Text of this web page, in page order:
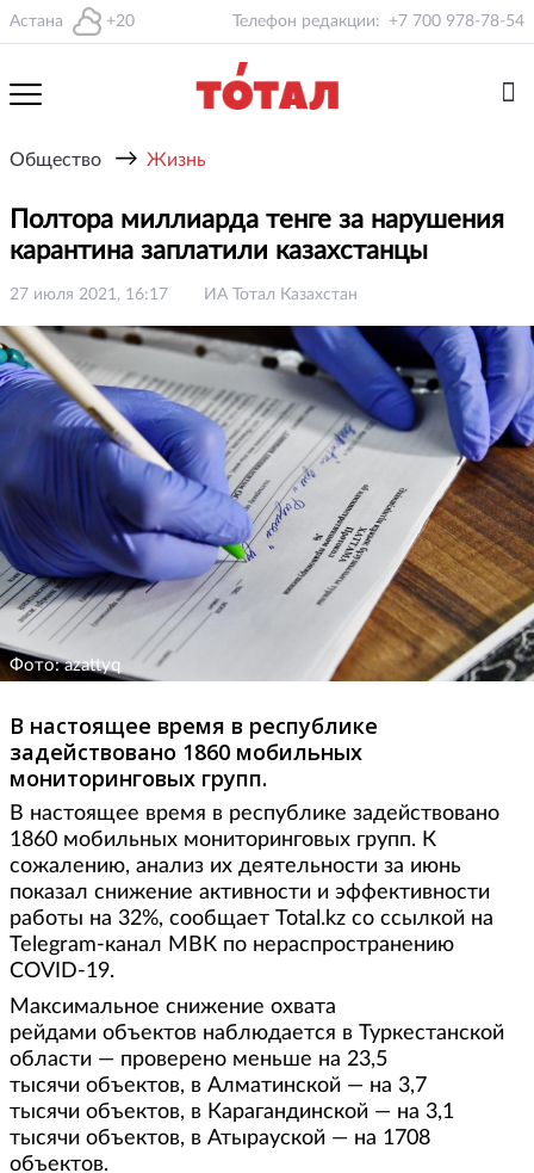
Астана +20 Телефон редакции: +7 700 978-78-54
Общество → Жизнь
Полтора миллиарда тенге за нарушения
карантина заплатили казахстанцы
27 июля 2021, 16:17 ИА Тотал Казахстан
Фото: azattyq
В настоящее время в республике
задействовано 1860 мобильных
мониторинговых групп.
В настоящее время в республике задействовано
1860 мобильных мониторинговых групп. К
сожалению, анализ их деятельности за июнь
показал снижение активности и эффективности
работы на 32%, сообщает Total.kz со ссылкой на
Telegram-канал МВК по нераспространению
COVID-19.
Максимальное снижение охвата
рейдами объектов наблюдается в Туркестанской
области — проверено меньше на 23,5
тысячи объектов, в Алматинской — на 3,7
тысячи объектов, в Карагандинской — на 3,1
тысячи объектов, в Атырауской — на 1708
объектов.